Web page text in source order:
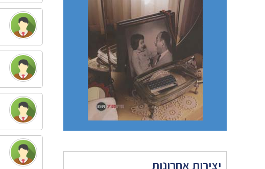
יצירות אחרונות